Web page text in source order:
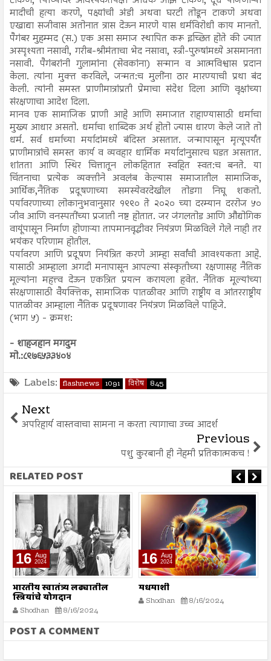
मादीची हत्या करणे, पक्ष्यांची अंडी अथवा घरटी तोडून टाकणे अथवा
एखाद्या सजीवास अतोनात त्रास देऊन मारणे यास धर्मविरोधी काय मानतो.
पैगंबर मुहम्मद (स.) एक असा समाज स्थापित करू इच्छित होते की ज्यात
अस्पृश्यता नसावी, गरीब-श्रीमंताचा भेद नसावा, स्त्री-पुरुषांमध्ये असमानता
नसावी. पैगंबरांनी गुलामांना (सेवकांना) सन्मान व आत्मविश्वास प्रदान
केला. त्यांना मुक्त करविले, जन्मत:च मुलींना ठार मारण्याची प्रथा बंद
केली. त्यांनी समस्त प्राणीमात्रांप्रती प्रेमाचा संदेश दिला आणि वृक्षांच्या
संरक्षणाचा आदेश दिला.
मानव एक सामाजिक प्राणी आहे आणि समाजात राहाण्यासाठी धर्माचा
मुख्य आधार असतो. धर्माचा शाब्दिक अर्थ होतो ज्यास धारण केले जाते तो
धर्म. सर्व धर्माच्या मर्यादांमध्ये बंदिस्त असतात. जन्मापासून मृत्यूपर्यंत
प्राणीमात्रांचे समस्त कार्य व व्यवहार धार्मिक मर्यादांनुसारच घडत असतात.
शांतता आणि स्थिर चित्तातून लोकहितात स्वहित स्वत:च बनते. या
चिंतनाचा प्रत्येक व्यक्तीने अवलंब केल्यास समाजातील सामाजिक,
आर्थिक,नैतिक प्रदूषणाच्या समस्येवरदेखील तोडगा निघू शकतो.
पर्यावरणाच्या लोकानुभवानुसार १९९० ते २०२० च्या दरम्यान दररोज ५०
जीव आणि वनस्पतींच्या प्रजाती नष्ट होतात. जर जंगलतोड आणि औद्योगिक
वायूंपासून निर्माण होणाऱ्या तापमानवृद्धीवर नियंत्रण मिळविले गेले नाही तर
भयंकर परिणाम होतील.
पर्यावरण आणि प्रदूषण नियंत्रित करणे आम्हा सर्वांची आवश्यकता आहे.
यासाठी आम्हाला अगदी मनापासून आपल्या संस्कृतीच्या रक्षणासह नैतिक
मूल्यांना महत्त्व देऊन एकत्रित प्रयत्न करायला हवेत. नैतिक मूल्यांच्या
संरक्षणासाठी वैयक्तिक, सामाजिक पातळीवर आणि राष्ट्रीय व आंतरराष्ट्रीय
पातळीवर आम्हाला नैतिक प्रदूषणावर नियंत्रण मिळविले पाहिजे.
(भाग ५) - क्रमश:
- शाहजहान मगदुम
मो.:८९७६५३३४०४
Labels: flashnews 1091 विशेष 845
Next
अपरिहार्य वास्तवाचा सामना न करता त्यागाचा उच्च आदर्श
Previous
पशु कुरबानी ही नेहमी प्रतिकात्मकच !
RELATED POST
16 Aug
2024
भारतीय स्वातंत्र्य लढ्यातील
स्त्रियांचे योगदान
Shodhan 8/16/2024
16 Aug
2024
मधमाशी
Shodhan 8/16/2024
POST A COMMENT